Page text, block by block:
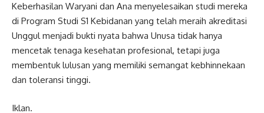
Keberhasilan Waryani dan Ana menyelesaikan studi mereka
di Program Studi S1 Kebidanan yang telah meraih akreditasi
Unggul menjadi bukti nyata bahwa Unusa tidak hanya
mencetak tenaga kesehatan profesional, tetapi juga
membentuk lulusan yang memiliki semangat kebhinnekaan
dan toleransi tinggi.
Iklan.